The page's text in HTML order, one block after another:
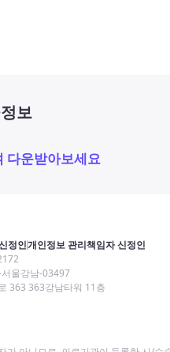
보
다운받아보세요
정인개인정보 관리책임자 신정인
울강남-03497
363 363강남타워 11층